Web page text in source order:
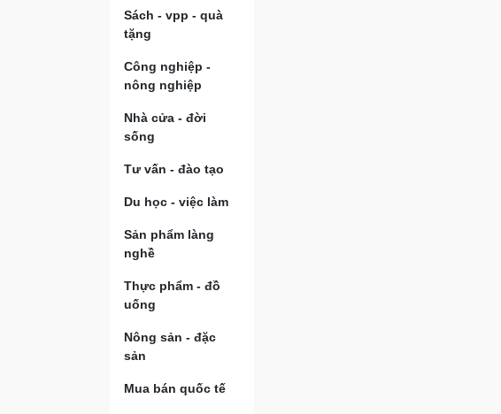
Sách - vpp - quà
tặng
Công nghiệp -
nông nghiệp
Nhà cửa - đời
sống
Tư vấn - đào tạo
Du học - việc làm
Sản phẩm làng
nghề
Thực phẩm - đồ
uống
Nông sản - đặc
sản
Mua bán quốc tế